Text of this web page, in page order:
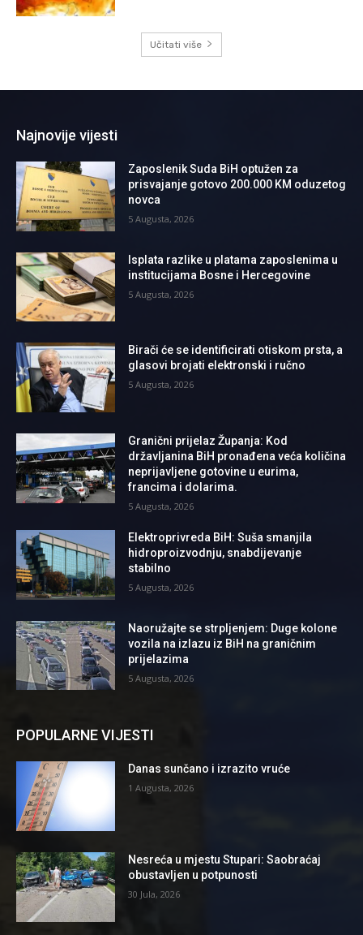
Učitati više
Najnovije vijesti
Zaposlenik Suda BiH optužen za
prisvajanje gotovo 200.000 KM oduzetog
novca
5 Augusta, 2026
Isplata razlike u platama zaposlenima u
institucijama Bosne i Hercegovine
5 Augusta, 2026
Birači će se identificirati otiskom prsta, a
glasovi brojati elektronski i ručno
5 Augusta, 2026
Granični prijelaz Županja: Kod
državljanina BiH pronađena veća količina
neprijavljene gotovine u eurima,
francima i dolarima.
5 Augusta, 2026
Elektroprivreda BiH: Suša smanjila
hidroproizvodnju, snabdijevanje
stabilno
5 Augusta, 2026
Naoružajte se strpljenjem: Duge kolone
vozila na izlazu iz BiH na graničnim
prijelazima
5 Augusta, 2026
POPULARNE VIJESTI
Danas sunčano i izrazito vruće
1 Augusta, 2026
Nesreća u mjestu Stupari: Saobraćaj
obustavljen u potpunosti
30 Jula, 2026